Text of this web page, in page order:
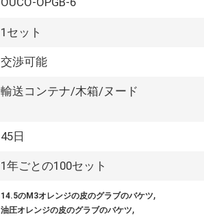
1セット
交渉可能
輸送コンテナ/木箱/ヌード
45日
1年ごとの100セット
14.5のM3オレンジの皮のグラブのバケツ,
油圧オレンジの皮のグラブのバケツ,